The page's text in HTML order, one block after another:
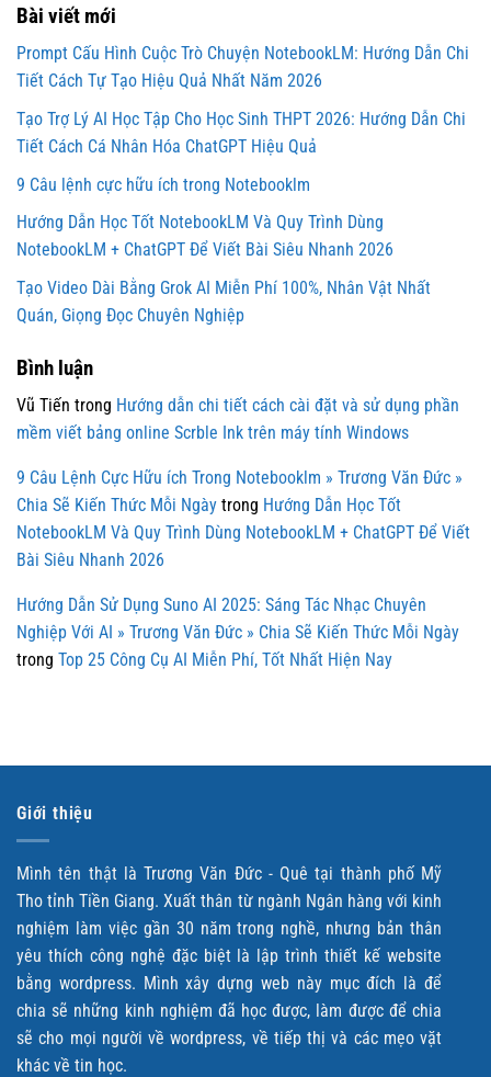
Bài viết mới
Prompt Cấu Hình Cuộc Trò Chuyện NotebookLM: Hướng Dẫn Chi
Tiết Cách Tự Tạo Hiệu Quả Nhất Năm 2026
Tạo Trợ Lý AI Học Tập Cho Học Sinh THPT 2026: Hướng Dẫn Chi
Tiết Cách Cá Nhân Hóa ChatGPT Hiệu Quả
9 Câu lệnh cực hữu ích trong Notebooklm
Hướng Dẫn Học Tốt NotebookLM Và Quy Trình Dùng
NotebookLM + ChatGPT Để Viết Bài Siêu Nhanh 2026
Tạo Video Dài Bằng Grok AI Miễn Phí 100%, Nhân Vật Nhất
Quán, Giọng Đọc Chuyên Nghiệp
Bình luận
Vũ Tiến trong Hướng dẫn chi tiết cách cài đặt và sử dụng phần
mềm viết bảng online Scrble Ink trên máy tính Windows
9 Câu Lệnh Cực Hữu ích Trong Notebooklm » Trương Văn Đức »
Chia Sẽ Kiến Thức Mỗi Ngày trong Hướng Dẫn Học Tốt
NotebookLM Và Quy Trình Dùng NotebookLM + ChatGPT Để Viết
Bài Siêu Nhanh 2026
Hướng Dẫn Sử Dụng Suno AI 2025: Sáng Tác Nhạc Chuyên
Nghiệp Với AI » Trương Văn Đức » Chia Sẽ Kiến Thức Mỗi Ngày
trong Top 25 Công Cụ AI Miễn Phí, Tốt Nhất Hiện Nay
Giới thiệu
Mình tên thật là Trương Văn Đức - Quê tại thành phố Mỹ
Tho tỉnh Tiền Giang. Xuất thân từ ngành Ngân hàng với kinh
nghiệm làm việc gần 30 năm trong nghề, nhưng bản thân
yêu thích công nghệ đặc biệt là lập trình thiết kế website
bằng wordpress. Mình xây dựng web này mục đích là để
chia sẽ những kinh nghiệm đã học được, làm được để chia
sẽ cho mọi người về wordpress, về tiếp thị và các mẹo vặt
khác về tin học.